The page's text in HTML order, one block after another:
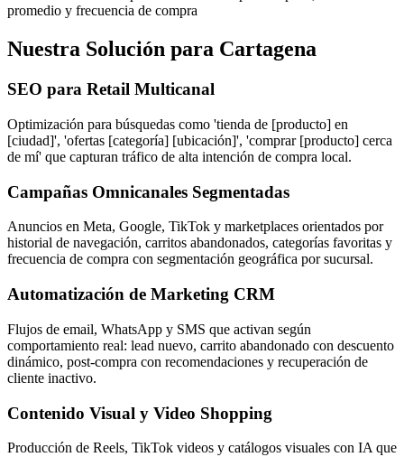
promedio y frecuencia de compra
Nuestra Solución para Cartagena
SEO para Retail Multicanal
Optimización para búsquedas como 'tienda de [producto] en
[ciudad]', 'ofertas [categoría] [ubicación]', 'comprar [producto] cerca
de mí' que capturan tráfico de alta intención de compra local.
Campañas Omnicanales Segmentadas
Anuncios en Meta, Google, TikTok y marketplaces orientados por
historial de navegación, carritos abandonados, categorías favoritas y
frecuencia de compra con segmentación geográfica por sucursal.
Automatización de Marketing CRM
Flujos de email, WhatsApp y SMS que activan según
comportamiento real: lead nuevo, carrito abandonado con descuento
dinámico, post-compra con recomendaciones y recuperación de
cliente inactivo.
Contenido Visual y Video Shopping
Producción de Reels, TikTok videos y catálogos visuales con IA que